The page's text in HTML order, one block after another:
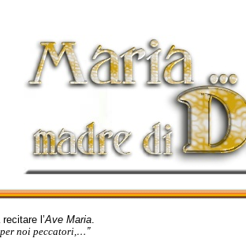
l’Ave Maria.
noi peccatori,…”